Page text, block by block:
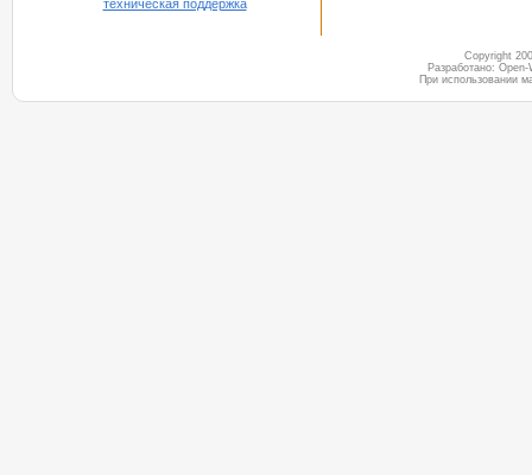
техническая поддержка
Copyright
Разработано:
При использовании